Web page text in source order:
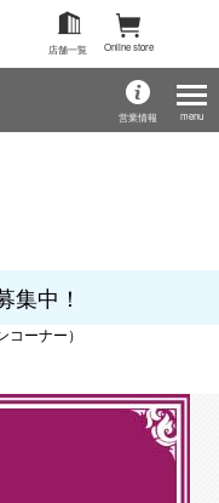
Online store
店舗一覧
営業情報
集中！
ーナー）
menu